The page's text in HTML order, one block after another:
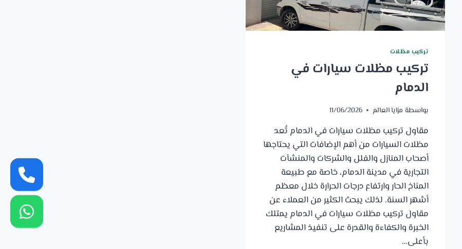
تركيب مظلات
تركيب مظلات سيارات في
الدمام
بواسطة مزايا العالم 11/06/2026
مقاول تركيب مظلات سيارات في الدمام تُعد
مظلات السيارات من أهم الإضافات التي يحتاجها
أصحاب المنازل والفلل والشركات والمنشآت
التجارية في مدينة الدمام، خاصة مع طبيعة
المناخ الحار وارتفاع درجات الحرارة خلال معظم
أشهر السنة. لذلك يبحث الكثير من العملاء عن
مقاول تركيب مظلات سيارات في الدمام يمتلك
الخبرة والكفاءة والقدرة على تنفيذ المشاريع
بأعلى…